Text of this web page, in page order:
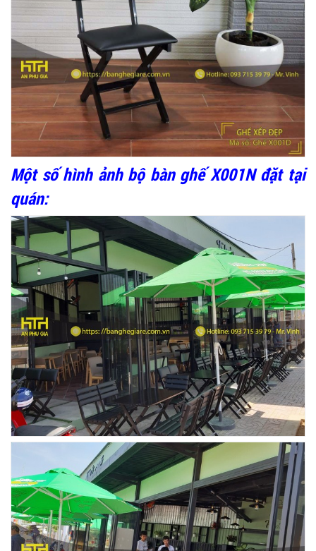
Một số hình ảnh bộ bàn ghế X001N đặt tại
quán:
Ghế Ăn nhập khẩu ELLA - Mã SP: GNK05
Liên hệ